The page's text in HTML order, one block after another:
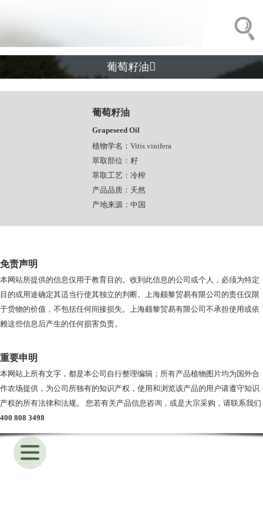
葡萄籽油
葡萄籽油
Grapeseed Oil
植物学名：Vitis vinifera
萃取部位：籽
萃取工艺：冷榨
产品品质：天然
产地来源：中国
免责声明
本网站所提供的信息仅用于教育目的。收到此信息的公司或个人，必须为特定
目的或用途确定其适当行使其独立的判断。上海颇黎贸易有限公司的责任仅限
于货物的价值，不包括任何间接损失。上海颇黎贸易有限公司不承担使用或依
赖这些信息后产生的任何损害负责。
重要申明
本网站上所有文字，都是本公司自行整理编辑；所有产品植物图片均为国外合
作农场提供，为公司所独有的知识产权，使用和浏览该产品的用户请遵守知识
产权的所有法律和法规。 您若有关产品信息咨询，或是大宗采购，请联系我们
400 808 3498